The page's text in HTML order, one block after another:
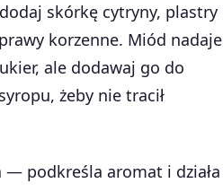
skórkę cytryny, plastry
korzenne. Miód nadaje
ale dodawaj go do
żeby nie tracił
podkreśla aromat i działa